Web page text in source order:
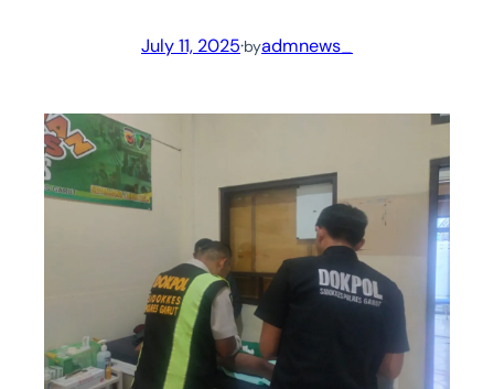
July 11, 2025·byadmnews_